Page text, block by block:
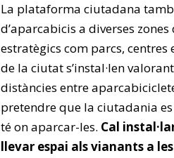
La plataforma ciutadana
d’aparcabicis a diverses
estratègics com parcs,
de la ciutat s’instal·len
distàncies entre
pretendre que la ciutadania
té on aparcar-les. Cal
llevar espai als vianants a